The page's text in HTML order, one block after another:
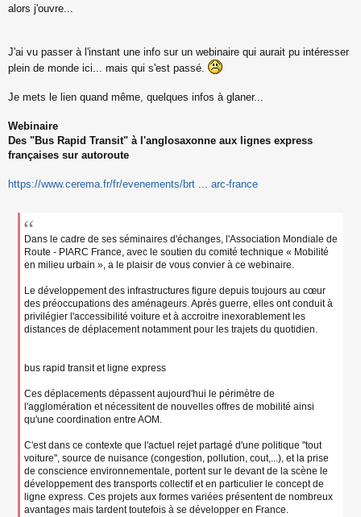
s
e
n
l
alors j'ouvre...
J'ai vu passer à l'instant une info sur un webinaire qui aurait pu intéresser
plein de monde ici... mais qui s'est passé.
Je mets le lien quand même, quelques infos à glaner...
Webinaire
Des "Bus Rapid Transit" à l'anglosaxonne aux lignes express
françaises sur autoroute
https://www.cerema.fr/fr/evenements/brt ... arc-france
Dans le cadre de ses séminaires d'échanges, l'Association Mondiale de
Route - PIARC France, avec le soutien du comité technique « Mobilité
en milieu urbain », a le plaisir de vous convier à ce webinaire.
Le développement des infrastructures figure depuis toujours au cœur
des préoccupations des aménageurs. Après guerre, elles ont conduit à
privilégier l'accessibilité voiture et à accroitre inexorablement les
distances de déplacement notamment pour les trajets du quotidien.
bus rapid transit et ligne express
Ces déplacements dépassent aujourd'hui le périmètre de
l'agglomération et nécessitent de nouvelles offres de mobilité ainsi
qu'une coordination entre AOM.
C'est dans ce contexte que l'actuel rejet partagé d'une politique "tout
voiture", source de nuisance (congestion, pollution, cout,...), et la prise
de conscience environnementale, portent sur le devant de la scène le
développement des transports collectif et en particulier le concept de
ligne express. Ces projets aux formes variées présentent de nombreux
avantages mais tardent toutefois à se développer en France.